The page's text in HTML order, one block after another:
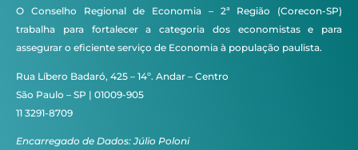
O Conselho Regional de Economia – 2ª Região (Corecon-SP)
trabalha para fortalecer a categoria dos economistas e para
assegurar o eficiente serviço de Economia à população paulista.
Rua Líbero Badaró, 425 – 14º. Andar – Centro
São Paulo – SP | 01009-905
11 3291-8709
Encarregado de Dados: Júlio Poloni